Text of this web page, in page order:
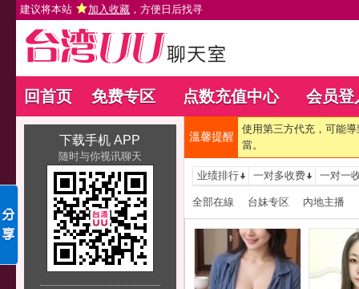
建议将本站 加入收藏 ，方便日后找寻
回首页 免费专区 点数充值中心 会员登
下载手机 APP
随时与你视讯聊天
溫馨提醒
使用第三方代充，可能
當。
业绩排行 一对多收费 一对一
全部在線 台妹专区 內地主播